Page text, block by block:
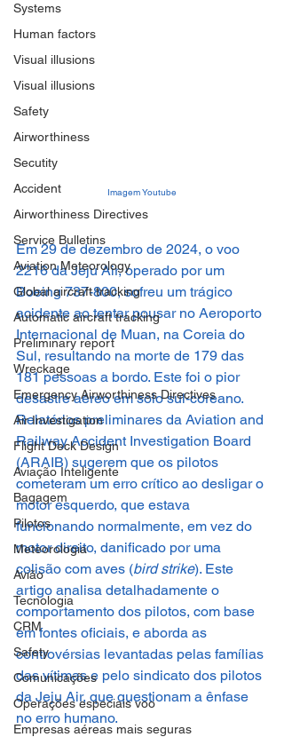
Systems
Human factors
Visual illusions
Visual illusions
Safety
Airworthiness
Secutity
Accident
Airworthiness Directives
Service Bulletins
Aviation Meteorology
Global aircraft tracking
Automatic aircraft tracking
Preliminary report
Wreckage
Emergency Airworthiness Directives
Air Investigation
Flight Deck Design
Aviação Inteligente
Bagagem
Pilotos
Meteorologia
Avião
Tecnologia
CRM
Safety
Comunicações
Operações especiais voo
Empresas aéreas mais seguras
Imagem Youtube
Em 29 de dezembro de 2024, o voo
2216 da Jeju Air, operado por um
Boeing 737-800, sofreu um trágico
acidente ao tentar pousar no Aeroporto
Internacional de Muan, na Coreia do
Sul, resultando na morte de 179 das
181 pessoas a bordo. Este foi o pior
desastre aéreo em solo sul-coreano.
Relatórios preliminares da Aviation and
Railway Accident Investigation Board
(ARAIB) sugerem que os pilotos
cometeram um erro crítico ao desligar o
motor esquerdo, que estava
funcionando normalmente, em vez do
motor direito, danificado por uma
colisão com aves (bird strike). Este
artigo analisa detalhadamente o
comportamento dos pilotos, com base
em fontes oficiais, e aborda as
controvérsias levantadas pelas famílias
das vítimas e pelo sindicato dos pilotos
da Jeju Air, que questionam a ênfase
no erro humano.